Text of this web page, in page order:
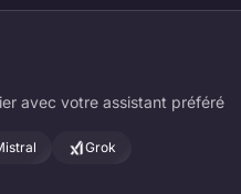
avec votre assistant préféré
Grok